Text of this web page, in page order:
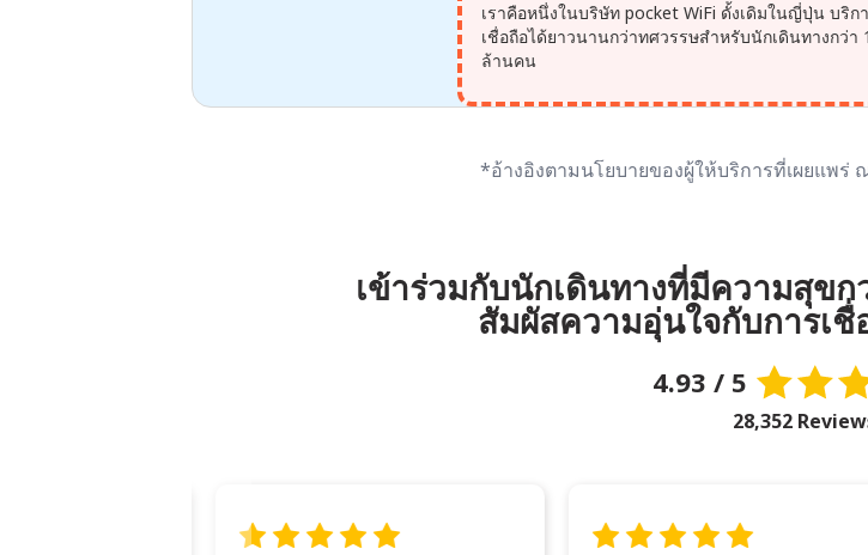
เราคือหนึ่งในบริษัท pocket WiFi ดั้งเดิมในญี่ปุ่น บริก
เชื่อถือได้ยาวนานกว่าทศวรรษสำหรับนักเดินทางกว่า
ล้านคน
*อ้างอิงตามนโยบายของผู้ให้บริการที่เผยแพร่
เข้าร่วมกับนักเดินทางที่มีความสุข
สัมผัสความอุ่นใจกับการเ
4.93 / 5
28,352